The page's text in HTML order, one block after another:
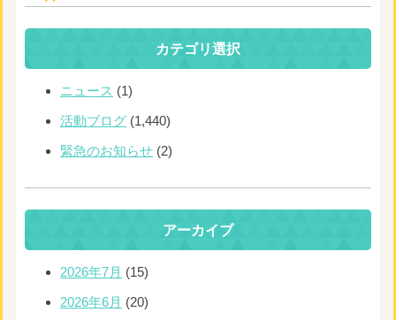
カテゴリ選択
ニュース (1)
活動ブログ (1,440)
緊急のお知らせ (2)
アーカイブ
2026年7月 (15)
2026年6月 (20)